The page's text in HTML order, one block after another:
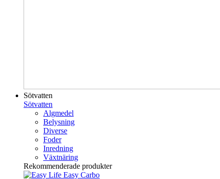
Sötvatten
Sötvatten
Algmedel
Belysning
Diverse
Foder
Inredning
Växtnäring
Rekommenderade produkter